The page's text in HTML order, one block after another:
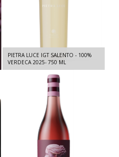
PIETRA LUCE IGT SALENTO - 100%
VERDECA 2025- 750 ML